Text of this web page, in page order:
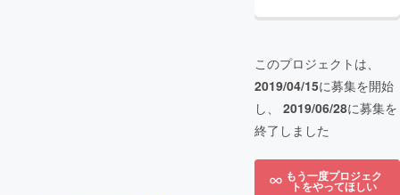
このプロジェクトは、
2019/04/15に募集を開始
し、 2019/06/28に募集を
終了しました
もう一度プロジェク
トをやってほしい